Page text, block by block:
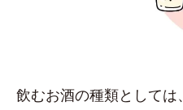
飲むお酒の種類としては、